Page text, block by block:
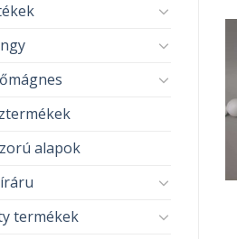
alapok
termékekHungarocell koszorú